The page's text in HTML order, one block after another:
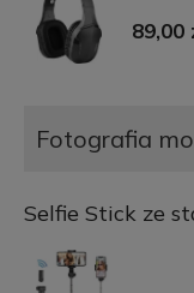
89,00
Fotografia
Selfie Stick ze